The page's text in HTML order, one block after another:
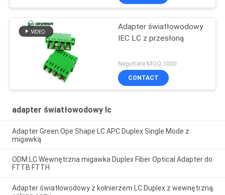
Adapter światłowodowy
IEC LC z przesłoną
Negotiate MOQ:1000
CONTACT
adapter światłowodowy lc
Adapter Green Ope Shape LC APC Duplex Single Mode z
migawką
ODM LC Wewnętrzna migawka Duplex Fiber Optical Adapter do
FTTB FTTH
Adapter światłowodowy z kołnierzem LC Duplex z wewnętrzną